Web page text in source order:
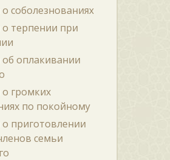
о соболезнованиях
о терпении при
об оплакивании
о громких
по покойному
о приготовлении
семьи